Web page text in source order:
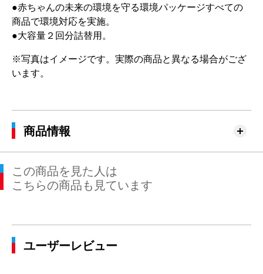
●赤ちゃんの未来の環境を守る環境パッケージすべての
商品で環境対応を実施。
●大容量２回分詰替用。
※写真はイメージです。実際の商品と異なる場合がござ
います。
商品情報
この商品を見た人は
こちらの商品も見ています
ユーザーレビュー